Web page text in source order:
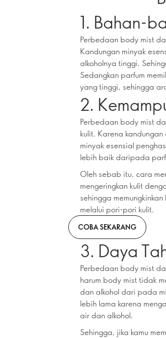
1. Bahan-
Perbedaan body mist
Kandungan minyak
alkoholnya tinggi.
Sedangkan parfum
yang tinggi, sehingga
2.
Perbedaan body mist
kulit. Karena
minyak esensial
lebih baik daripada
Oleh sebab itu, cara
mengeringkan kulit
sehingga
melalui pori-pori kulit.
COBA SEKARANG
3. Daya
Perbedaan body mist
harum body mist tidak
dan alkohol dari pada
lebih lama karena
air dan alkohol.
Sehingga, jika kamu